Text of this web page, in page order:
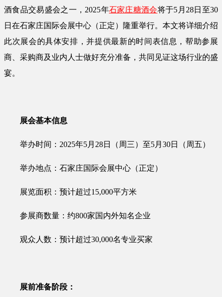
酒食品交易盛会之一，2025年石家庄糖酒会将于5月28日至30
日在石家庄国际会展中心（正定）隆重举行。本文将详细介绍
此次展会的具体安排，并提供最新的时间表信息，帮助参展
商、采购商及业内人士做好充分准备，共同见证这场行业的盛
宴。
展会基本信息
举办时间：2025年5月28日（周三）至5月30日（周五）
举办地点：石家庄国际会展中心（正定）
展览面积：预计超过15,000平方米
参展商数量：约800家国内外知名企业
观众人数：预计超过30,000名专业买家
展前准备阶段：